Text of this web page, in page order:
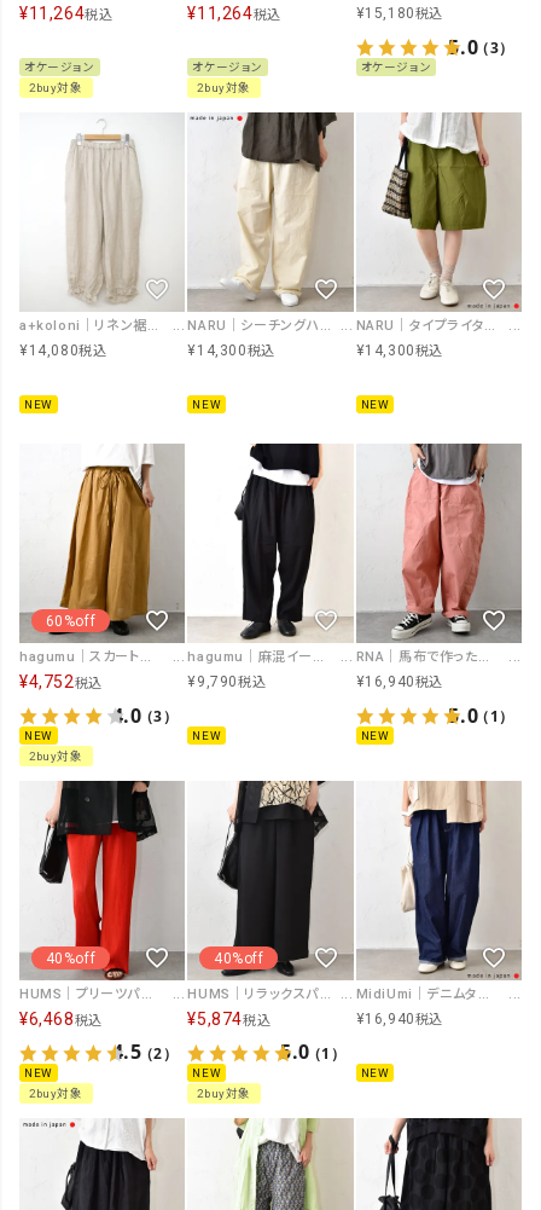
¥11,264税込
オケージョン
2buy対象
¥11,264税込
オケージョン
2buy対象
¥15,180税込
5.0（3）
オケージョン
a+koloni｜リネン裾フリンジパンツ [[2605015]][C]
¥14,080税込
NEW
NARU｜シーチングハンドワッシャーノッポパンツ [[643855BE]][C]
¥14,300税込
NEW
NARU｜タイプライターエアフローエイコンパンツ [[6729001]][C]
¥14,300税込
NEW
60%off
hagumu｜スカート風ワイドパンツ [[6098262]][C]
¥4,752税込
4.0（3）
NEW
2buy対象
hagumu｜麻混イージーパンツ [[hag-215]][C]
¥9,790税込
NEW
RNA｜馬布で作ったギャルソンパンツ [[R4470]][C]
¥16,940税込
5.0（1）
NEW
40%off
HUMS｜プリーツパンツ [[C-5142]][C]
¥6,468税込
4.5（2）
NEW
2buy対象
40%off
HUMS｜リラックスパンツ [[RNK-2673]][C]
¥5,874税込
5.0（1）
NEW
2buy対象
MidiUmi｜デニムタックワイドパンツ [[2-760207]][C]
¥16,940税込
NEW